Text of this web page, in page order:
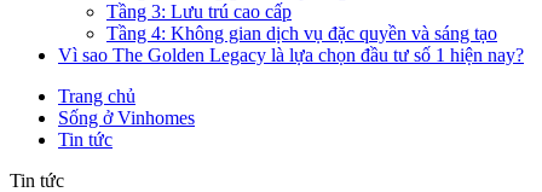
Tầng 3: Lưu trú cao cấp
Tầng 4: Không gian dịch vụ đặc quyền và sáng tạo
Vì sao The Golden Legacy là lựa chọn đầu tư số 1 hiện nay?
Trang chủ
Sống ở Vinhomes
Tin tức
Tin tức